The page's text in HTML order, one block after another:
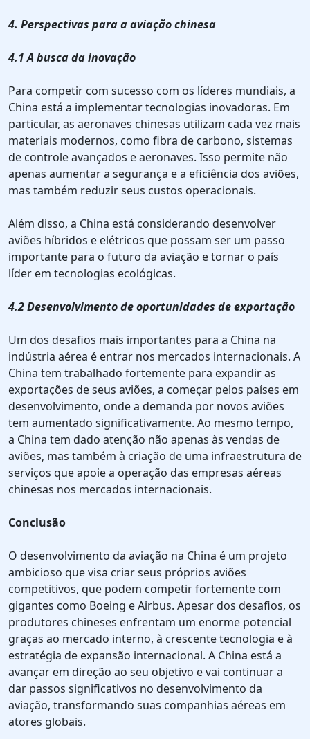
4. Perspectivas para a aviação chinesa
4.1 A busca da inovação
Para competir com sucesso com os líderes mundiais, a
China está a implementar tecnologias inovadoras. Em
particular, as aeronaves chinesas utilizam cada vez mais
materiais modernos, como fibra de carbono, sistemas
de controle avançados e aeronaves. Isso permite não
apenas aumentar a segurança e a eficiência dos aviões,
mas também reduzir seus custos operacionais.
Além disso, a China está considerando desenvolver
aviões híbridos e elétricos que possam ser um passo
importante para o futuro da aviação e tornar o país
líder em tecnologias ecológicas.
4.2 Desenvolvimento de oportunidades de exportação
Um dos desafios mais importantes para a China na
indústria aérea é entrar nos mercados internacionais. A
China tem trabalhado fortemente para expandir as
exportações de seus aviões, a começar pelos países em
desenvolvimento, onde a demanda por novos aviões
tem aumentado significativamente. Ao mesmo tempo,
a China tem dado atenção não apenas às vendas de
aviões, mas também à criação de uma infraestrutura de
serviços que apoie a operação das empresas aéreas
chinesas nos mercados internacionais.
Conclusão
O desenvolvimento da aviação na China é um projeto
ambicioso que visa criar seus próprios aviões
competitivos, que podem competir fortemente com
gigantes como Boeing e Airbus. Apesar dos desafios, os
produtores chineses enfrentam um enorme potencial
graças ao mercado interno, à crescente tecnologia e à
estratégia de expansão internacional. A China está a
avançar em direção ao seu objetivo e vai continuar a
dar passos significativos no desenvolvimento da
aviação, transformando suas companhias aéreas em
atores globais.